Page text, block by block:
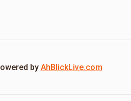
by AhBlickLive.com